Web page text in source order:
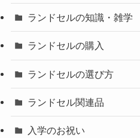
ランドセルの知識・雑学
ランドセルの購入
ランドセルの選び方
ランドセル関連品
入学のお祝い